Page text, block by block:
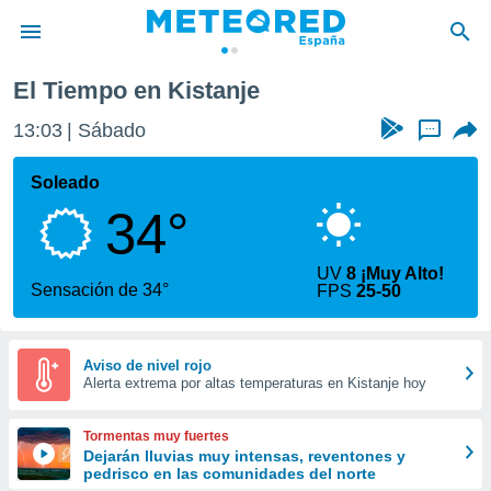
de
por
que se
calidad.
a este
las
y
forma
digital
basada
El Tiempo en Kistanje
13:03 Sábado ...
Soleado
34°
Sensación de 34°
UV8 ¡Muy Alto!
FPS25-50
Aviso de nivel rojo
Alerta extrema por altas temperaturas en Kistanje hoy
Tormentas muy fuertes
Dejarán lluvias muy intensas, reventones y
pedrisco en las comunidades del norte